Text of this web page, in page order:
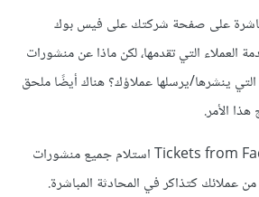
على صفحة شركتك على فيس بوك
التي تقدمها، لكن ماذا عن منشورات
التي ينشرها/يرسلها عملاؤك؟ هناك أيضًا ملحق
يتيح لك ملحق Tickets from Facebook استلام جميع منشورات
من عملائك كتذاكر في المحادثة المباشرة.